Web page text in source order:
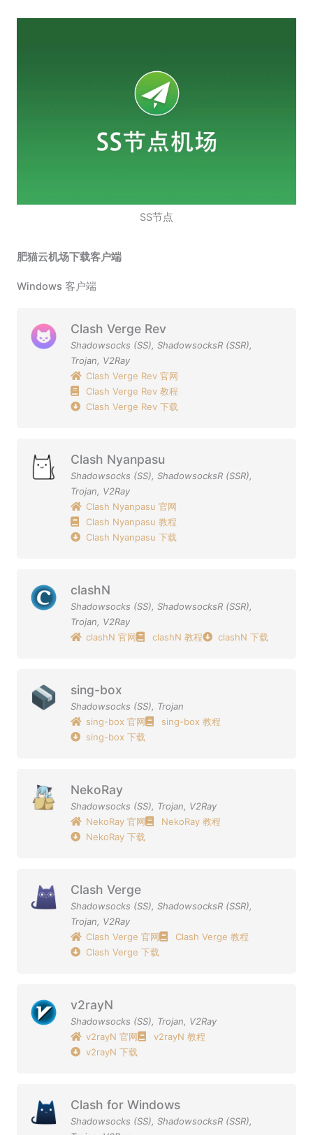
SS节点
肥猫云机场下载客户端
Windows 客户端
Clash Verge Rev
Shadowsocks (SS), ShadowsocksR (SSR),
Trojan, V2Ray
Clash Verge Rev 官网
Clash Verge Rev 教程
Clash Verge Rev 下载
Clash Nyanpasu
Shadowsocks (SS), ShadowsocksR (SSR),
Trojan, V2Ray
Clash Nyanpasu 官网
Clash Nyanpasu 教程
Clash Nyanpasu 下载
clashN
Shadowsocks (SS), ShadowsocksR (SSR),
Trojan, V2Ray
clashN 官网
clashN 教程 clashN 下载
sing-box
Shadowsocks (SS), Trojan
sing-box 官网
sing-box 教程
sing-box 下载
NekoRay
Shadowsocks (SS), Trojan, V2Ray
NekoRay 官网
NekoRay 教程
NekoRay 下载
Clash Verge
Shadowsocks (SS), ShadowsocksR (SSR),
Trojan, V2Ray
Clash Verge 官网
Clash Verge 教程
Clash Verge 下载
v2rayN
Shadowsocks (SS), Trojan, V2Ray
v2rayN 官网
v2rayN 教程
v2rayN 下载
Clash for Windows
Shadowsocks (SS), ShadowsocksR (SSR),